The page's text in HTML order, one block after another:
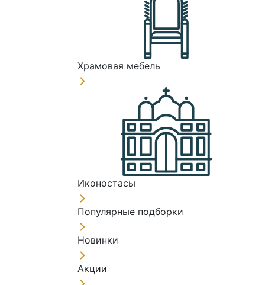
Храмовая мебель
Иконостасы
Популярные подборки
Новинки
Акции